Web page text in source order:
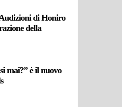
di Honiro
della
mai?” è il nuovo